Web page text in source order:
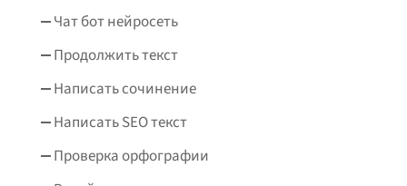
Чат бот нейросеть
Продолжить текст
Написать сочинение
Написать SEO текст
Проверка орфографии